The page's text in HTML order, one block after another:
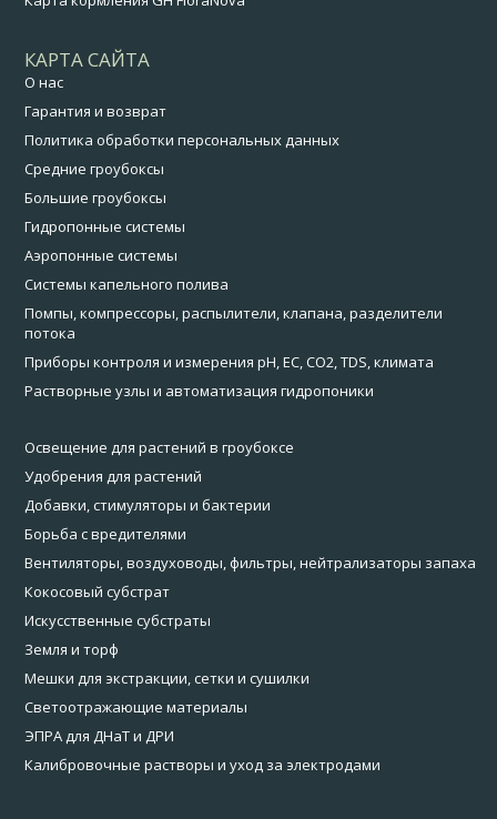
КАРТА САЙТА
О нас
Гарантия и возврат
Политика обработки персональных данных
Средние гроубоксы
Большие гроубоксы
Гидропонные системы
Аэропонные системы
Системы капельного полива
Помпы, компрессоры, распылители, клапана, разделители
потока
Приборы контроля и измерения pH, EC, CO2, TDS, климата
Растворные узлы и автоматизация гидропоники
Освещение для растений в гроубоксе
Удобрения для растений
Добавки, стимуляторы и бактерии
Борьба с вредителями
Вентиляторы, воздуховоды, фильтры, нейтрализаторы запаха
Кокосовый субстрат
Искусственные субстраты
Земля и торф
Мешки для экстракции, сетки и сушилки
Светоотражающие материалы
ЭПРА для ДНаТ и ДРИ
Калибровочные растворы и уход за электродами